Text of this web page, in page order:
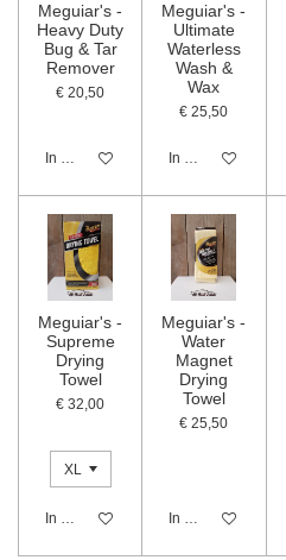
Meguiar's -
Heavy Duty
Bug & Tar
Remover
€ 20,50
In winkelwagen
Meguiar's -
Ultimate
Waterless
Wash &
Wax
€ 25,50
In winkelwagen
Meguiar's -
Supreme
Drying
Towel
€ 32,00
In winkelwagen
Meguiar's -
Water
Magnet
Drying
Towel
€ 25,50
In winkelwagen